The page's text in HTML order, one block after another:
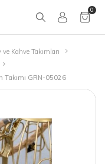
0
ve Kahve Takımları
Takımı GRN-05026